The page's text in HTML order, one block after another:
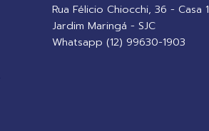
Rua Félicio Chiocchi, 36 - Casa 1
Jardim Maringá - SJC
Whatsapp (12) 99630-1903